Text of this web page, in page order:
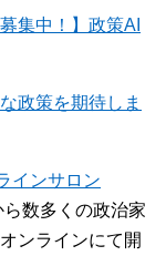
集中！】政策AI
政策を期待しま
インサロン
数多くの政治家
ンラインにて開